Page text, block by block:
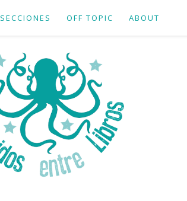
SECCIONES OFF TOPIC ABOUT